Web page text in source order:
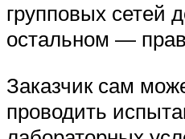
групповых сетей
остальном —
Заказчик сам
проводить